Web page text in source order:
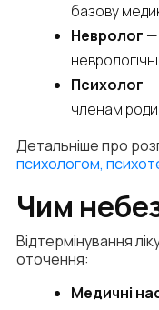
базову
Невролог —
Психолог —
членам
Детальніше про
психологом,
Чим
Відтермінування
оточення:
Медичні